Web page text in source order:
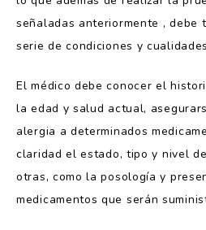
señaladas anteriormente , debe
serie de condiciones y
El médico debe conocer el
la edad y salud actual,
alergia a determinados
claridad el estado, tipo y nivel
otras, como la posología y
medicamentos que serán